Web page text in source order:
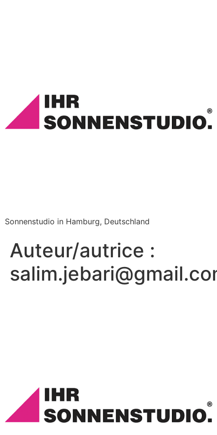
Sonnenstudio in Hamburg, Deutschland
Auteur/autrice :